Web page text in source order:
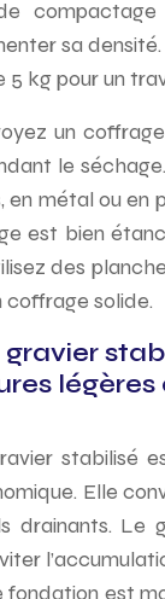
compactage
sa
kg pour un
un
le
en métal ou en
est bien
des
coffrage solide.
légères
stabilisé
Elle
drainants. Le
fondation est